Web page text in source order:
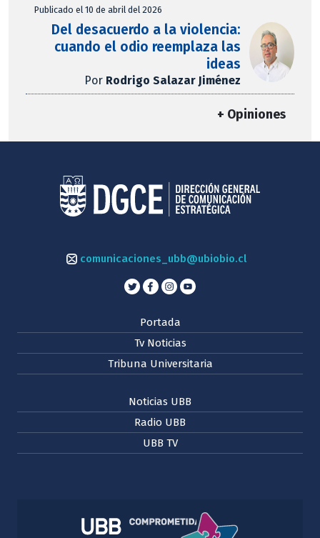
Publicado el 10 de abril del 2026
Del desacuerdo a la violencia:
cuando el odio reemplaza las
ideas
Por Rodrigo Salazar Jiménez
+ Opiniones
comunicaciones_ubb@ubiobio.cl
Portada
Tv Noticias
Tribuna Universitaria
Noticias UBB
Radio UBB
UBB TV